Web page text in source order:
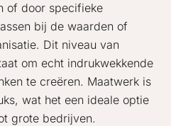
of door specifieke
bij de waarden of
Dit niveau van
om echt indrukwekkende
te creëren. Maatwerk is
wat het een ideale optie
grote bedrijven.